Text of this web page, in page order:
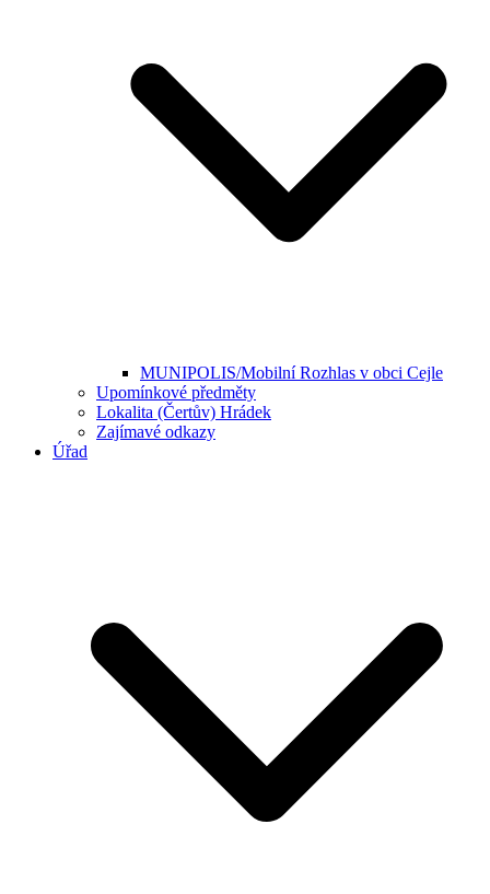
MUNIPOLIS/Mobilní Rozhlas v obci Cejle
Upomínkové předměty
Lokalita (Čertův) Hrádek
Zajímavé odkazy
Úřad